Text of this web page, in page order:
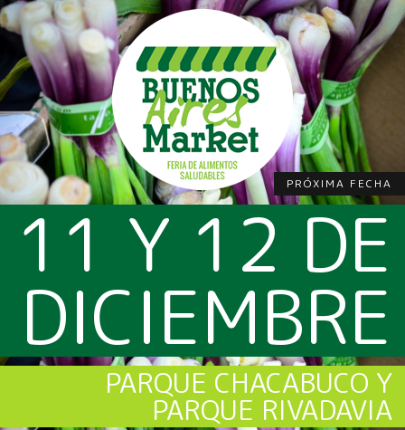
PRÓXIMA FECHA
11 Y 12 DE
DICIEMBRE
PARQUE CHACABUCO Y
PARQUE RIVADAVIA